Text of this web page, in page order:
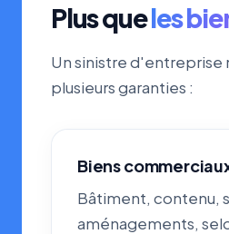
Plus queles
Un sinistre d'entreprise
plusieurs garanties :
Biens
Bâtiment, contenu,
aménagements,